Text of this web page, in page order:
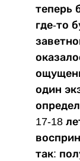
теперь
где-то
один
17-18
так: